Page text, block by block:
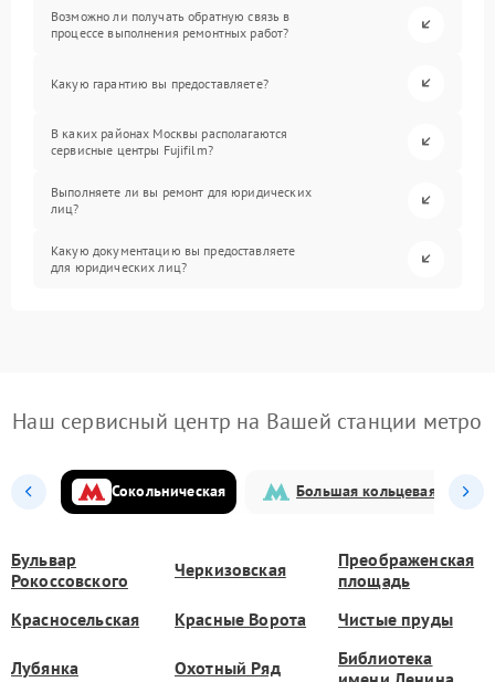
Возможно ли получать обратную связь в
процессе выполнения ремонтных работ?
Какую гарантию вы предоставляете?
В каких районах Москвы располагаются
сервисные центры Fujifilm?
Выполняете ли вы ремонт для юридических
лиц?
Какую документацию вы предоставляете
для юридических лиц?
Наш сервисный центр на Вашей станции метро
Сокольническая Большая кольцевая
Бульвар
Рокоссовского
Черкизовская
Преображенская
площадь
Красносельская
Красные Ворота Чистые пруды
Лубянка Охотный Ряд
Библиотека